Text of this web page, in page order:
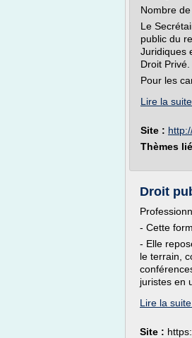
Nombre
Le
public du
Juridiques
Droit Privé.
Pour les
Lire la suite
Site :
Thèmes
Droit
- Cette
- Elle
le terrain,
juristes en
Lire la suite
Site :